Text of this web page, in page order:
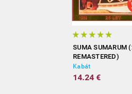
SUMA SUMARUM
REMASTERED)
Kabát
14.24 €